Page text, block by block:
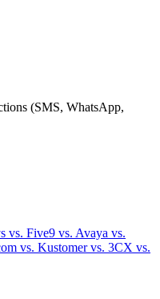
(SMS, WhatsApp,
vs. Five9 vs. Avaya vs.
vs. Kustomervs. 3CX vs.